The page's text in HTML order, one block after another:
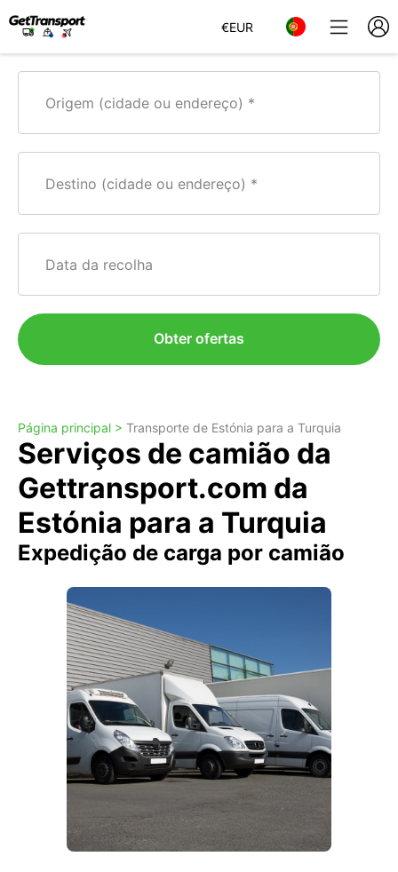
€EUR
Origem (cidade ou endereço)
Destino (cidade ou endereço)
Data da recolha
Obter ofertas
Página principal > Transporte de Estónia para a Turquia
Serviços de camião da
Gettransport.com da
Estónia para a Turquia
Expedição de carga por camião